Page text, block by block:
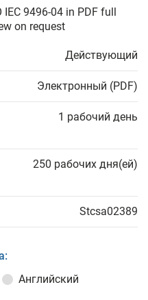
IEC 9496-04 in PDF full
on request
Действующий
Электронный (PDF)
1 рабочий день
250 рабочих дня(ей)
Stcsa02389
Английский